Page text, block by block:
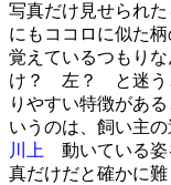
写真だけ見せられ
にもココロに似た
覚えているつもり
け？ 左？ と迷う
りやすい特徴があ
いうのは、飼い主の
川上
動いている姿
真だけだと確かに